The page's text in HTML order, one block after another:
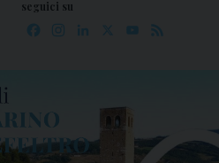
seguici su
Facebook
Instagram
LinkedIn YouTube